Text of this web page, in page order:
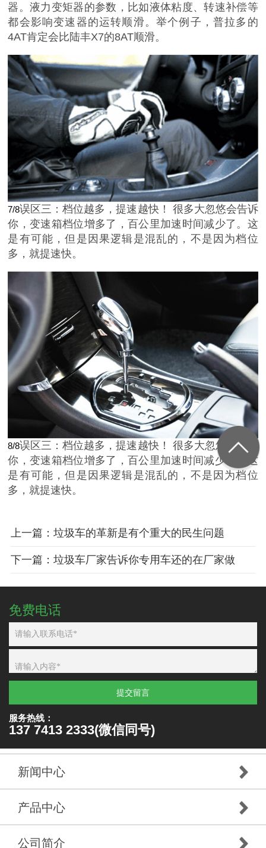
器。液力变矩器的参数，比如液体粘度、转速补偿等
都会影响变速器的运转顺滑。举个例子，普拉多的
4AT肯定会比陆丰X7的8AT顺滑。
7/8误区三：档位越多，提速越快！ 很多大忽悠会告诉
你，变速箱档位增多了，百公里加速时间减少了。这
是有可能，但是因果逻辑是混乱的，不是因为档位
多，就提速快。
8/8误区三：档位越多，提速越快！ 很多大忽悠会告诉
你，变速箱档位增多了，百公里加速时间减少了。这
是有可能，但是因果逻辑是混乱的，不是因为档位
多，就提速快。
上一篇：垃圾车的革新是有个重大的民生问题
下一篇：垃圾车厂家告诉你专用车还的在厂家做
免费电话
提交留言
服务热线：
137 7413 2333(微信同号)
新闻中心
产品中心
公司简介